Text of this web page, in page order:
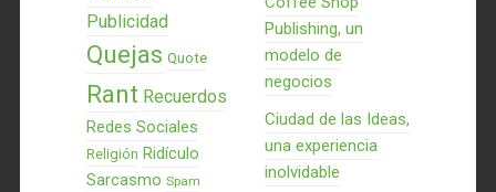
Publicidad
Quejas Quote
Rant Recuerdos
Redes Sociales
Religión Ridículo
Sarcasmo Spam
Publishing, un
modelo de
negocios
Ciudad de las Ideas,
una experiencia
inolvidable